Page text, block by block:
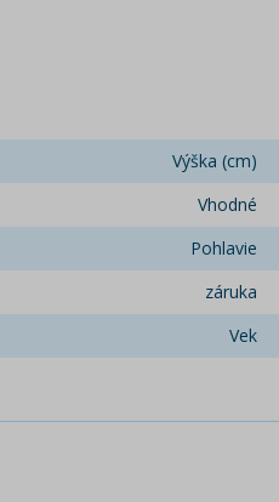
Výška (cm)
Vhodné
Pohlavie
záruka
Vek